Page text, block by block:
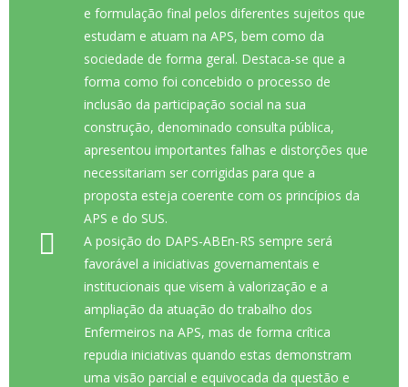
e formulação final pelos diferentes sujeitos que
estudam e atuam na APS, bem como da
sociedade de forma geral. Destaca-se que a
forma como foi concebido o processo de
inclusão da participação social na sua
construção, denominado consulta pública,
apresentou importantes falhas e distorções que
necessitariam ser corrigidas para que a
proposta esteja coerente com os princípios da
APS e do SUS.
A posição do DAPS-ABEn-RS sempre será
favorável a iniciativas governamentais e
institucionais que visem à valorização e a
ampliação da atuação do trabalho dos
Enfermeiros na APS, mas de forma crítica
repudia iniciativas quando estas demonstram
uma visão parcial e equivocada da questão e